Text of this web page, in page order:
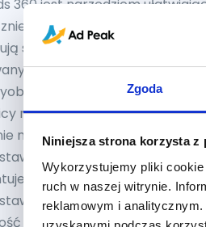
Zgoda
Niniejsza strona korzysta z
Wykorzystujemy pliki
ruch w naszej witrynie.
reklamowym i
360 jest narzędziem
więcej możliwości niż
stawki słów kluczowych w
kontami Adwords, które
sobie sytuacje, że
mogą je wpisywać
nowe osoby mieszkające w
CPC na poszczególnych
nam najwyższy ROI jest
jakie oferuje nam
naszych kampanii, dzięki